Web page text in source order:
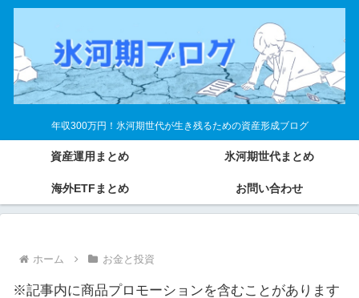
年収300万円！氷河期世代が生き残るための資産形成ブログ
資産運用まとめ 氷河期世代まとめ
海外ETFまとめ お問い合わせ
ホーム お金と投資
※記事内に商品プロモーションを含むことがあります